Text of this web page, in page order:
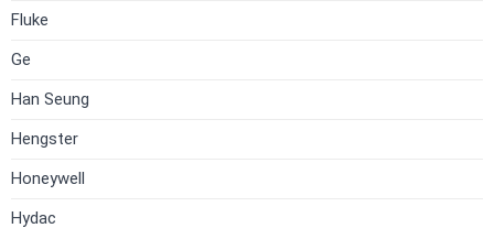
Fluke
Ge
Han Seung
Hengster
Honeywell
Hydac